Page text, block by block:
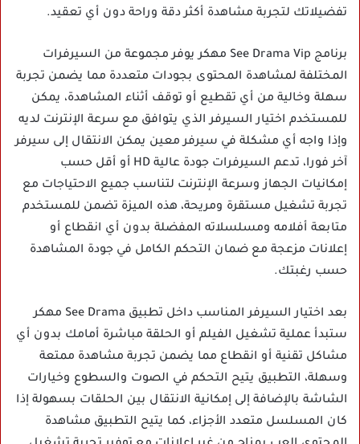
تفضيلاتك لتجربة مشاهدة أكثر دقة وراحة دون أي تعقيد.
برنامج See Drama Vip مهكر يوفر مجموعة من السيرفرات
المختلفة لمشاهدة المحتوى بجودات متعددة مما يضمن تجربة
سهلة وخالية من أي تقطيع أو توقف أثناء المشاهدة، يمكن
للمستخدم اختيار السيرفر الذي يتوافق مع سرعة الإنترنت لديه
وإذا واجه أي مشكلة في سيرفر معين يمكن الانتقال إلى سيرفر
آخر فورا، تدعم السيرفرات جودة عالية HD أو أقل حسب
إمكانيات الجهاز وسرعة الإنترنت لتناسب جميع الاحتياجات مع
تجربة تشغيل مستقرة ومريحة، هذه الميزة تضمن للمستخدم
متابعة أفلامه ومسلسلاته المفضلة بدون أي انقطاع أو
إعلانات مزعجة مع ضمان التحكم الكامل في جودة المشاهدة
حسب رغبتك.
بعد اختيار السيرفر المناسب داخل تطبيق See Drama مهكر
ستبدأ عملية تشغيل الفيلم أو الحلقة مباشرة أمامك بدون أي
مشاكل تقنية أو انقطاع مما يضمن تجربة مشاهدة ممتعة
وسهلة، التطبيق يتيح التحكم في الصوت والسطوع وخيارات
الشاشة بالإضافة إلى إمكانية الانتقال بين الحلقات بسهولة إذا
كان المسلسل متعدد الأجزاء، كما يتيح التطبيق مشاهدة